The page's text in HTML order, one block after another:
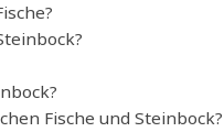
Fische und Steinbock?